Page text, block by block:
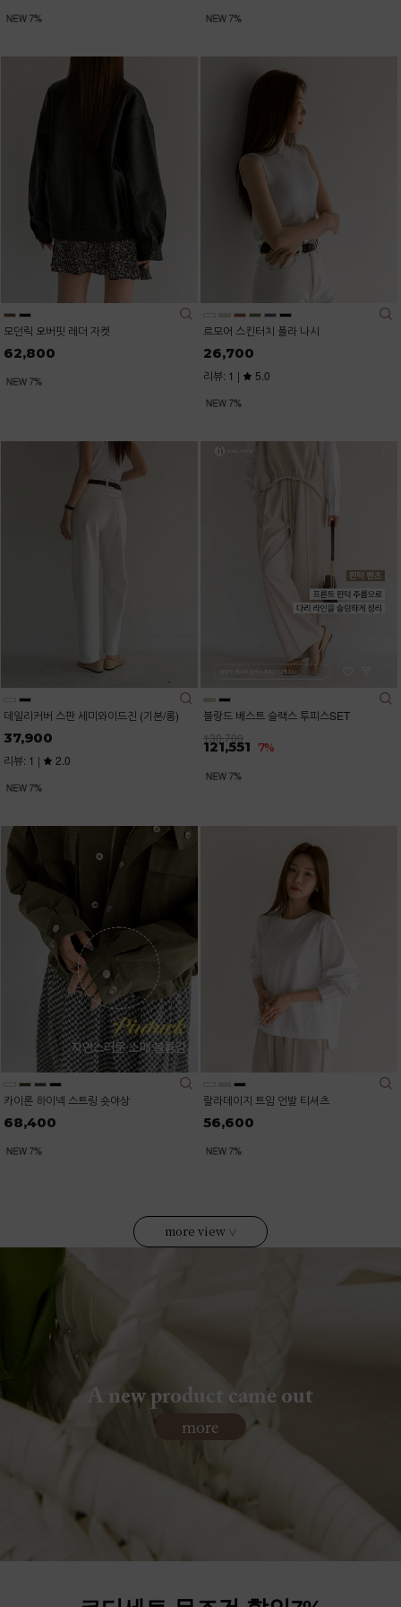
모던릭 오버핏 레더 자켓
62,800
르모어 스킨터치 폴라 나시
26,700
리뷰: 1 | 5.0
데일리커버 스판 세미와이드진 (기본/롱)
37,900
리뷰: 1 | 2.0
블랑드 베스트 슬랙스 투피스SET
130,700
121,551 7%
카이론 하이넥 스트링 숏야상
68,400
랄라데이지 트임 언발 티셔츠
56,600
more view ∨
A new product came out
more